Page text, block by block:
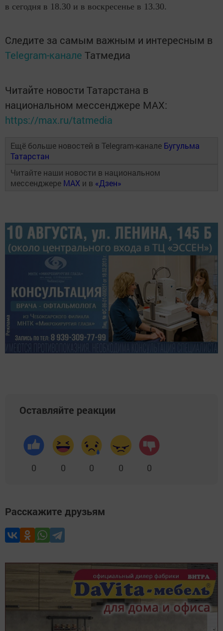
в сегодня в 18.30 и в воскресенье в 13.30.
Следите за самым важным и интересным в
Telegram-канале Татмедиа
Читайте новости Татарстана в
национальном мессенджере MАХ:
https://max.ru/tatmedia
Ещё больше новостей в Telegram-канале Бугульма
Татарстан
Читайте наши новости в национальном
мессенджере MAX и в «Дзен»
Оставляйте реакции
0 0 0 0 0
Расскажите друзьям